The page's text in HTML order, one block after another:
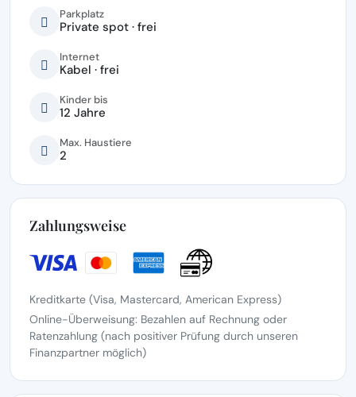
Parkplatz
Private spot · frei
Internet
Kabel · frei
Kinder bis
12 Jahre
Max. Haustiere
2
Zahlungsweise
Kreditkarte (Visa, Mastercard, American Express)
Online-Überweisung: Bezahlen auf Rechnung oder
Ratenzahlung (nach positiver Prüfung durch unseren
Finanzpartner möglich)